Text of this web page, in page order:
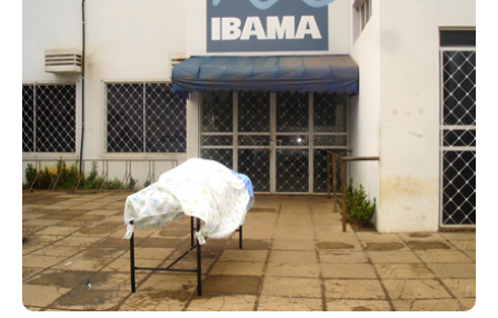
Só Notícias